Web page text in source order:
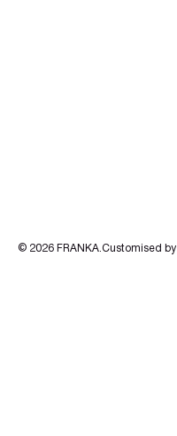
© 2026 FRANKA .Customised by